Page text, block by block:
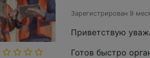
Зарегистрирован 9
Приветствую
Готов быстро